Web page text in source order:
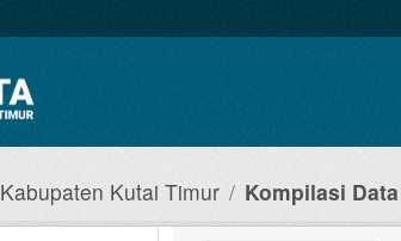
Kabupaten Kutai Timur Kompilasi